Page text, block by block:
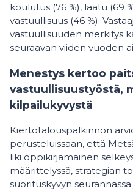
koulutus (76 %), laatu (69
vastuullisuus (46 %).
vastuullisuuden merkitys
seuraavan viiden vuoden
Menestys kertoo
vastuullisuustyöstä,
kilpailukyvystä
Kiertotalouspalkinnon
perusteluissaan, että
liki oppikirjamainen
määrittelyssä, strategian
suorituskyvyn